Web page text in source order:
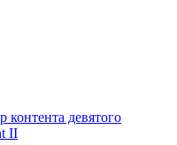
контента девятого
II